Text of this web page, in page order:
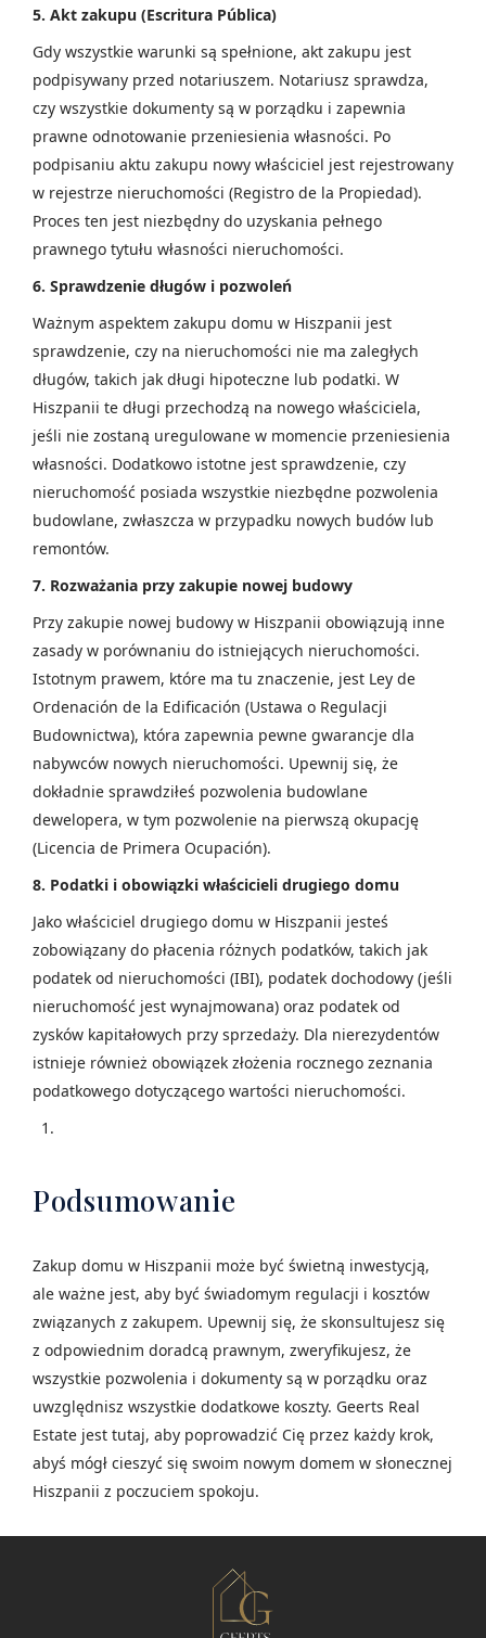
5. Akt zakupu (Escritura Pública)
Gdy wszystkie warunki są spełnione, akt zakupu jest
podpisywany przed notariuszem. Notariusz sprawdza,
czy wszystkie dokumenty są w porządku i zapewnia
prawne odnotowanie przeniesienia własności. Po
podpisaniu aktu zakupu nowy właściciel jest rejestrowany
w rejestrze nieruchomości (Registro de la Propiedad).
Proces ten jest niezbędny do uzyskania pełnego
prawnego tytułu własności nieruchomości.
6. Sprawdzenie długów i pozwoleń
Ważnym aspektem zakupu domu w Hiszpanii jest
sprawdzenie, czy na nieruchomości nie ma zaległych
długów, takich jak długi hipoteczne lub podatki. W
Hiszpanii te długi przechodzą na nowego właściciela,
jeśli nie zostaną uregulowane w momencie przeniesienia
własności. Dodatkowo istotne jest sprawdzenie, czy
nieruchomość posiada wszystkie niezbędne pozwolenia
budowlane, zwłaszcza w przypadku nowych budów lub
remontów.
7. Rozważania przy zakupie nowej budowy
Przy zakupie nowej budowy w Hiszpanii obowiązują inne
zasady w porównaniu do istniejących nieruchomości.
Istotnym prawem, które ma tu znaczenie, jest Ley de
Ordenación de la Edificación (Ustawa o Regulacji
Budownictwa), która zapewnia pewne gwarancje dla
nabywców nowych nieruchomości. Upewnij się, że
dokładnie sprawdziłeś pozwolenia budowlane
dewelopera, w tym pozwolenie na pierwszą okupację
(Licencia de Primera Ocupación).
8. Podatki i obowiązki właścicieli drugiego domu
Jako właściciel drugiego domu w Hiszpanii jesteś
zobowiązany do płacenia różnych podatków, takich jak
podatek od nieruchomości (IBI), podatek dochodowy (jeśli
nieruchomość jest wynajmowana) oraz podatek od
zysków kapitałowych przy sprzedaży. Dla nierezydentów
istnieje również obowiązek złożenia rocznego zeznania
podatkowego dotyczącego wartości nieruchomości.
Podsumowanie
Zakup domu w Hiszpanii może być świetną inwestycją,
ale ważne jest, aby być świadomym regulacji i kosztów
związanych z zakupem. Upewnij się, że skonsultujesz się
z odpowiednim doradcą prawnym, zweryfikujesz, że
wszystkie pozwolenia i dokumenty są w porządku oraz
uwzględnisz wszystkie dodatkowe koszty. Geerts Real
Estate jest tutaj, aby poprowadzić Cię przez każdy krok,
abyś mógł cieszyć się swoim nowym domem w słonecznej
Hiszpanii z poczuciem spokoju.